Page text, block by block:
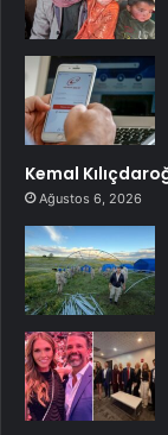
Kemal
Ağustos 6, 2026